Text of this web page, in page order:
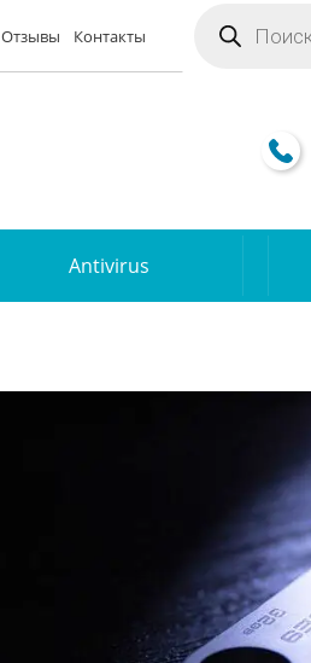
Отзывы Контакты товаров
Antivirus